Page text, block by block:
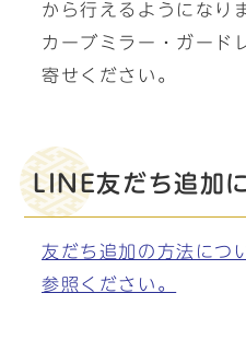
から行えるようになり
カーブミラー・ガード
寄せください。
LINE友だち追加
友だち追加の方法につ
参照ください。